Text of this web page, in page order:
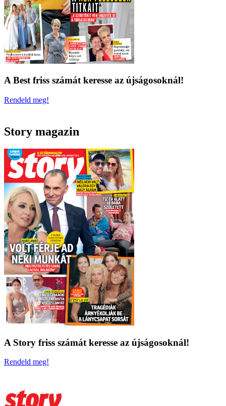
A Best friss számát keresse az újságosoknál!
Rendeld meg!
Story magazin
A Story friss számát keresse az újságosoknál!
Rendeld meg!